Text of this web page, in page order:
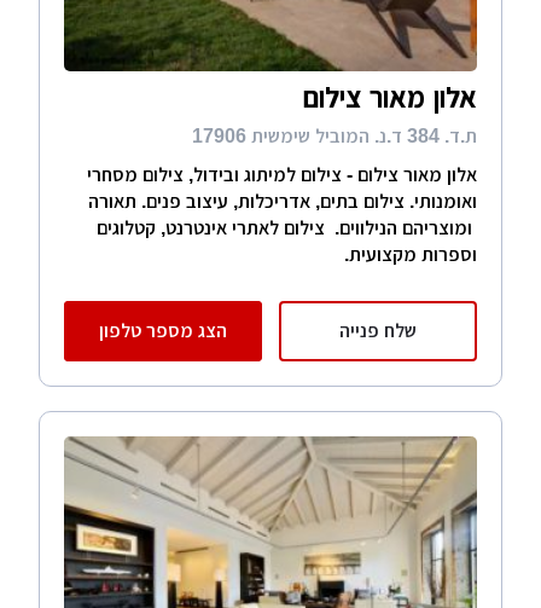
אלון מאור צילום
ת.ד. 384 ד.נ. המוביל שימשית 17906
אלון מאור צילום - צילום למיתוג ובידול, צילום מסחרי
ואומנותי. צילום בתים, אדריכלות, עיצוב פנים. תאורה
ומוצריהם הנילווים. צילום לאתרי אינטרנט, קטלוגים
וספרות מקצועית.
שלח פנייה הצג מספר טלפון